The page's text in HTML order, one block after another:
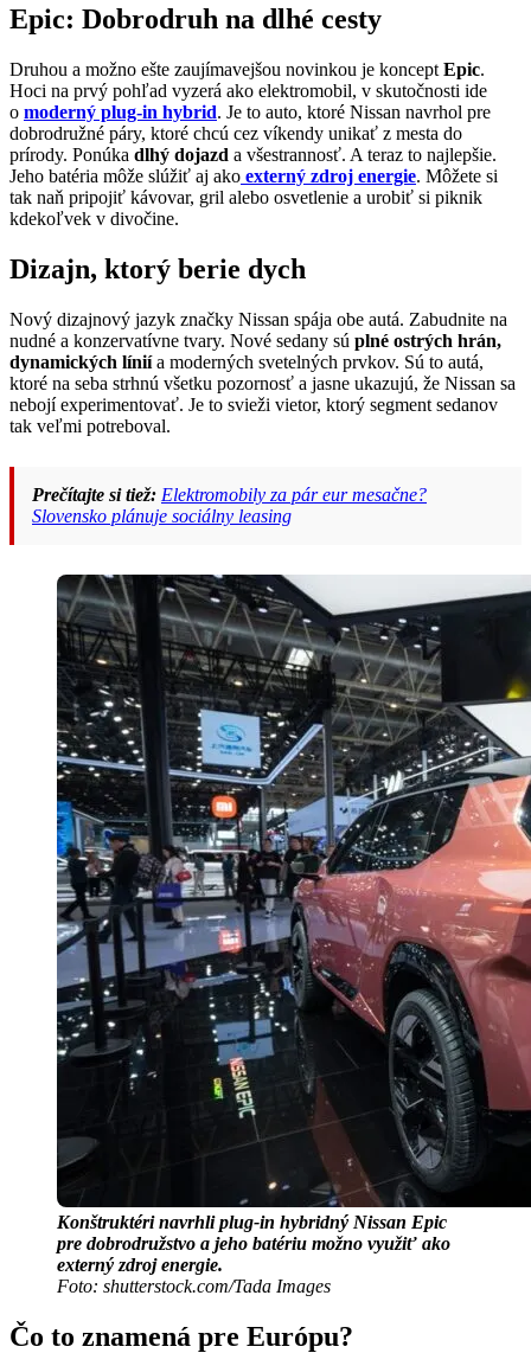
Epic: Dobrodruh na dlhé cesty
Druhou a možno ešte zaujímavejšou novinkou je koncept Epic.
Hoci na prvý pohľad vyzerá ako elektromobil, v skutočnosti ide
o moderný plug-in hybrid. Je to auto, ktoré Nissan navrhol pre
dobrodružné páry, ktoré chcú cez víkendy unikať z mesta do
prírody. Ponúka dlhý dojazd a všestrannosť. A teraz to najlepšie.
Jeho batéria môže slúžiť aj ako externý zdroj energie. Môžete si
tak naň pripojiť kávovar, gril alebo osvetlenie a urobiť si piknik
kdekoľvek v divočine.
Dizajn, ktorý berie dych
Nový dizajnový jazyk značky Nissan spája obe autá. Zabudnite na
nudné a konzervatívne tvary. Nové sedany sú plné ostrých hrán,
dynamických líniía moderných svetelných prvkov. Sú to autá,
ktoré na seba strhnú všetku pozornosť a jasne ukazujú, že Nissan sa
nebojí experimentovať. Je to svieži vietor, ktorý segment sedanov
tak veľmi potreboval.
Prečítajte si tiež: Elektromobily za pár eur mesačne?
Slovensko plánuje sociálny leasing
Konštruktéri navrhli plug-in hybridný Nissan Epic
pre dobrodružstvo a jeho batériu možno využiť ako
externý zdroj energie.
Foto: shutterstock.com/Tada Images
Čo to znamená pre Európu?